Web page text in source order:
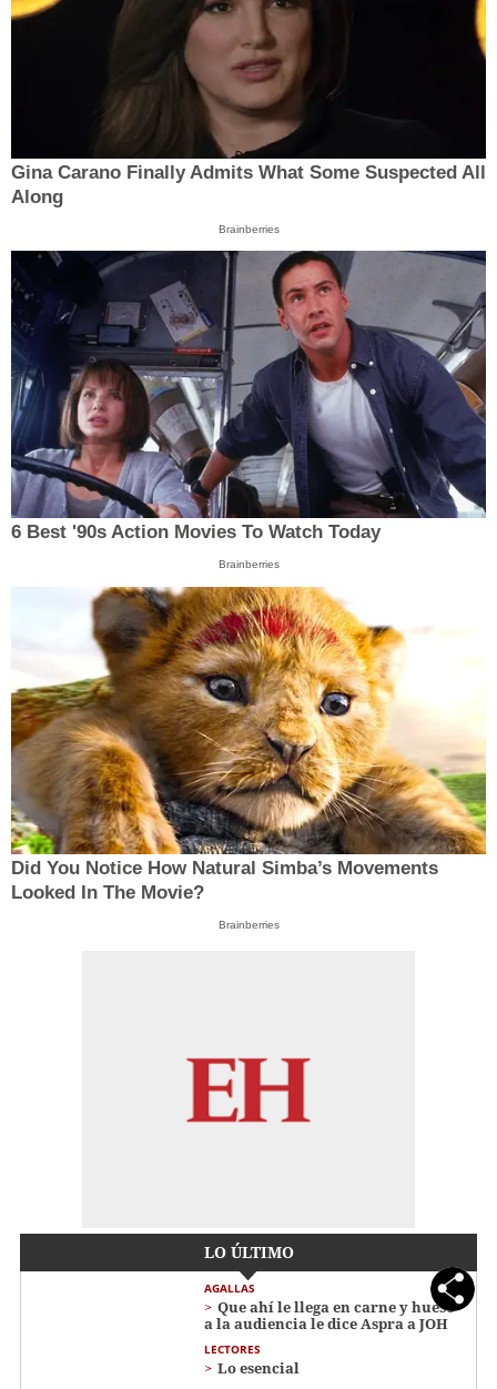
Gina Carano Finally Admits What Some Suspected All
Along
Brainberries
6 Best '90s Action Movies To Watch Today
Brainberries
Did You Notice How Natural Simba’s Movements
Looked In The Movie?
Brainberries
LO ÚLTIMO
AGALLAS
Que ahí le llega en carne y hueso
a la audiencia le dice Aspra a JOH
LECTORES
Lo esencial